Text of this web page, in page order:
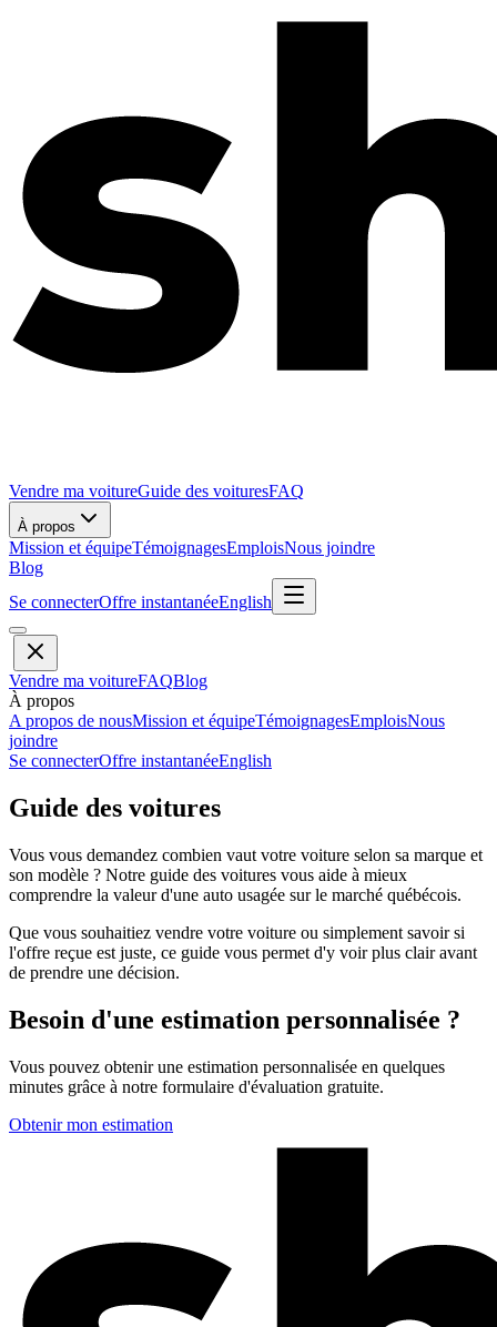
Vendre ma voitureGuide des voituresFAQ
À propos
Mission et équipeTémoignagesEmploisNous joindre
Blog
Se connecterOffre instantanéeEnglish
Vendre ma voitureFAQBlog
À propos
A propos de nousMission et équipeTémoignagesEmploisNous
joindre
Se connecterOffre instantanéeEnglish
Guide des voitures
Vous vous demandez combien vaut votre voiture selon sa marque et
son modèle ? Notre guide des voitures vous aide à mieux
comprendre la valeur d'une auto usagée sur le marché québécois.
Que vous souhaitiez vendre votre voiture ou simplement savoir si
l'offre reçue est juste, ce guide vous permet d'y voir plus clair avant
de prendre une décision.
Besoin d'une estimation personnalisée ?
Vous pouvez obtenir une estimation personnalisée en quelques
minutes grâce à notre formulaire d'évaluation gratuite.
Obtenir mon estimation